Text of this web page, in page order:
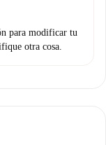
para modificar tu
otra cosa.